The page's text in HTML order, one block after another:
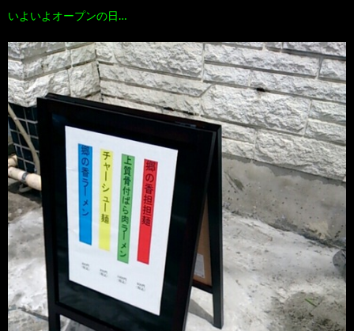
いよいよオープンの日…